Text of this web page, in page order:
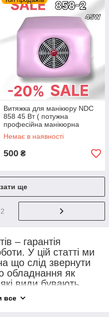
Витяжка для манікюру NDC
858 45 Вт ( потужна
професійна манікюрна
витяжка манікюрний пилосос
)Немає в наявності
500 ₴
ще
– гарантія
У цій статті ми
що слід звернути
обладнання як
види бувають.
при виборі
все